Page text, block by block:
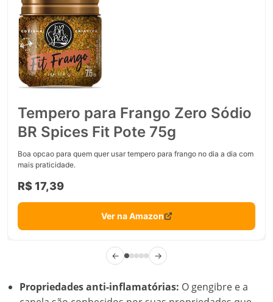
Ver na Amazon
Propriedades anti-inflamatórias:
canela são conhecidos por suas propriedades que
ajudam a reduzir a inflamação.
Melhora a digestão:
O anis estrelado e o gengibre
podem ajudar na digestão e aliviar desconfortos
estomacais.
Fortalecimento do sistema imunológico:
podem ajudar a fortalecer o sistema imunológico.
Receita Prática com as
Cinco Especiarias Chinesas